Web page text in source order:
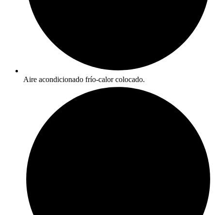
Aire acondicionado frío-calor colocado.